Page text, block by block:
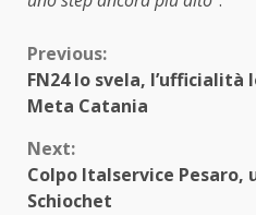
Continue
Reading
Previous:
FN24 lo svela, l’ufficialità
Meta Catania
Next:
Colpo Italservice Pesaro,
Schiochet